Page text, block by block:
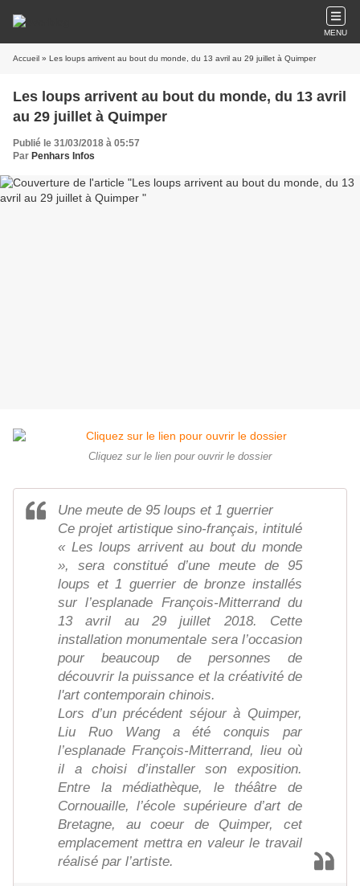
MENU
Accueil » Les loups arrivent au bout du monde, du 13 avril au 29 juillet à Quimper
Les loups arrivent au bout du monde, du 13 avril
au 29 juillet à Quimper
Publié le 31/03/2018 à 05:57
Par Penhars Infos
Cliquez sur le lien pour ouvrir le dossier
Une meute de 95 loups et 1 guerrier
Ce projet artistique sino-français, intitulé
« Les loups arrivent au bout du monde
», sera constitué d’une meute de 95
loups et 1 guerrier de bronze installés
sur l’esplanade François-Mitterrand du
13 avril au 29 juillet 2018. Cette
installation monumentale sera l’occasion
pour beaucoup de personnes de
découvrir la puissance et la créativité de
l'art contemporain chinois.
Lors d’un précédent séjour à Quimper,
Liu Ruo Wang a été conquis par
l’esplanade François-Mitterrand, lieu où
il a choisi d’installer son exposition.
Entre la médiathèque, le théâtre de
Cornouaille, l’école supérieure d’art de
Bretagne, au coeur de Quimper, cet
emplacement mettra en valeur le travail
réalisé par l’artiste.